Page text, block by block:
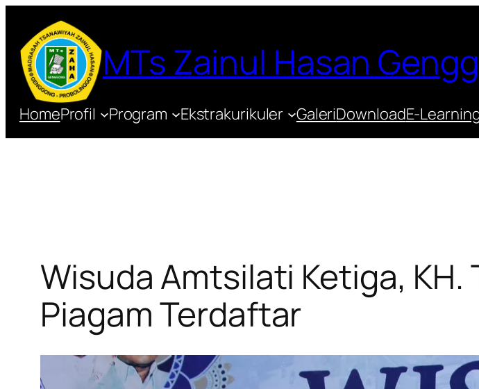
konten
MTs Zainul Hasan
HomeProfil Program Ekstrakurikuler GaleriDownloadE-
Wisuda Amtsilati Ketiga,
Piagam Terdaftar